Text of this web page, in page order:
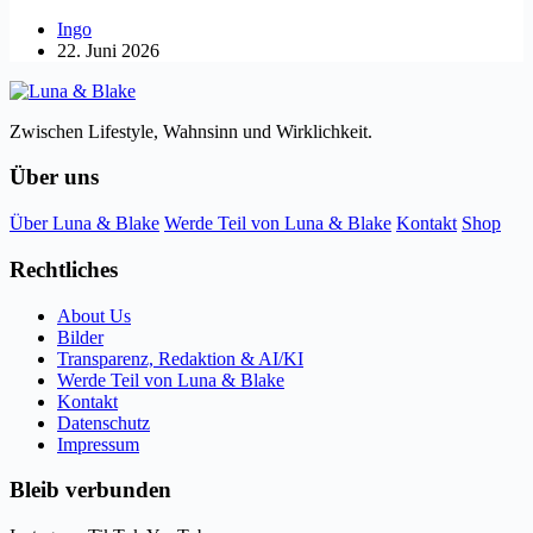
Ingo
22. Juni 2026
Zwischen Lifestyle, Wahnsinn und Wirklichkeit.
Über uns
Über Luna & Blake Werde Teil von Luna & Blake Kontakt Shop
Rechtliches
About Us
Bilder
Transparenz, Redaktion & AI/KI
Werde Teil von Luna & Blake
Kontakt
Datenschutz
Impressum
Bleib verbunden